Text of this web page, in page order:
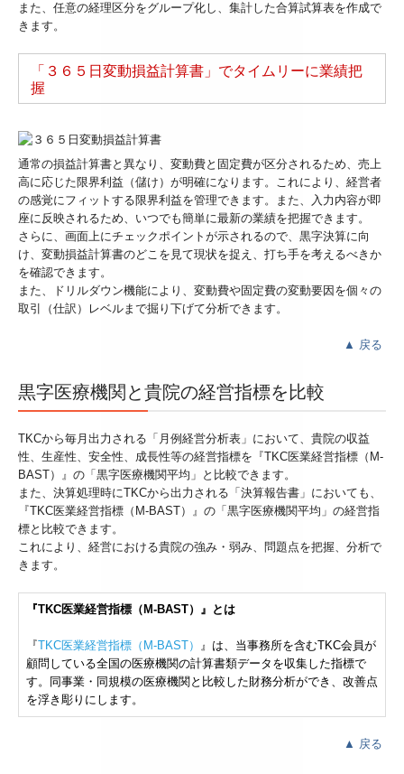
また、任意の経理区分をグループ化し、集計した合算試算表を作成で
きます。
「３６５日変動損益計算書」でタイムリーに業績把
握
通常の損益計算書と異なり、変動費と固定費が区分されるため、売上
高に応じた限界利益（儲け）が明確になります。これにより、経営者
の感覚にフィットする限界利益を管理できます。また、入力内容が即
座に反映されるため、いつでも簡単に最新の業績を把握できます。
さらに、画面上にチェックポイントが示されるので、黒字決算に向
け、変動損益計算書のどこを見て現状を捉え、打ち手を考えるべきか
を確認できます。
また、ドリルダウン機能により、変動費や固定費の変動要因を個々の
取引（仕訳）レベルまで掘り下げて分析できます。
▲ 戻る
黒字医療機関と貴院の経営指標を比較
TKCから毎月出力される「月例経営分析表」において、貴院の収益
性、生産性、安全性、成長性等の経営指標を『TKC医業経営指標（M-
BAST）』の「黒字医療機関平均」と比較できます。
また、決算処理時にTKCから出力される「決算報告書」においても、
『TKC医業経営指標（M-BAST）』の「黒字医療機関平均」の経営指
標と比較できます。
これにより、経営における貴院の強み・弱み、問題点を把握、分析で
きます。
『TKC医業経営指標（M-BAST）』とは
『TKC医業経営指標（M-BAST）
』は、当事務所を含むTKC会員が
顧問している全国の医療機関の計算書類データを収集した指標で
す。同事業・同規模の医療機関と比較した財務分析ができ、改善点
を浮き彫りにします。
▲ 戻る